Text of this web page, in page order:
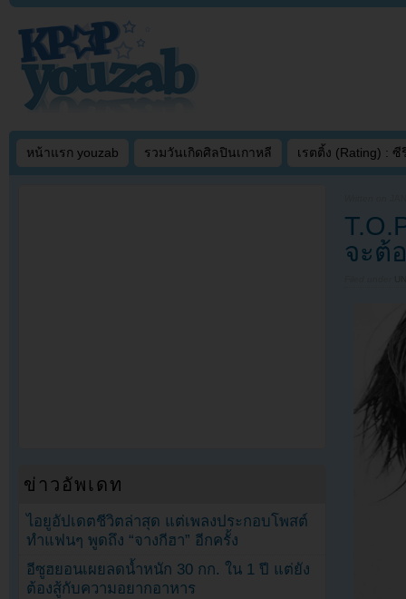
หน้าแรก youzab รวมวันเกิดศิลปินเกาหลี เรตติ้ง (Rating) : ซี
จะต้
ข่าวอัพเดท
ไอยูอัปเดตชีวิตล่าสุด แต่เพลงประกอบโพสต์
ทำแฟนๆ พูดถึง “จางกีฮา” อีกครั้ง
อีซูฮยอนเผยลดน้ำหนัก 30 กก. ใน 1 ปี แต่ยัง
ต้องสู้กับความอยากอาหาร